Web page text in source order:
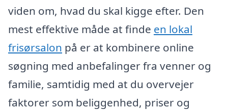
viden om, hvad du skal kigge efter. Den
mest effektive måde at finde en lokal
frisørsalon på er at kombinere online
søgning med anbefalinger fra venner og
familie, samtidig med at du overvejer
faktorer som beliggenhed, priser og